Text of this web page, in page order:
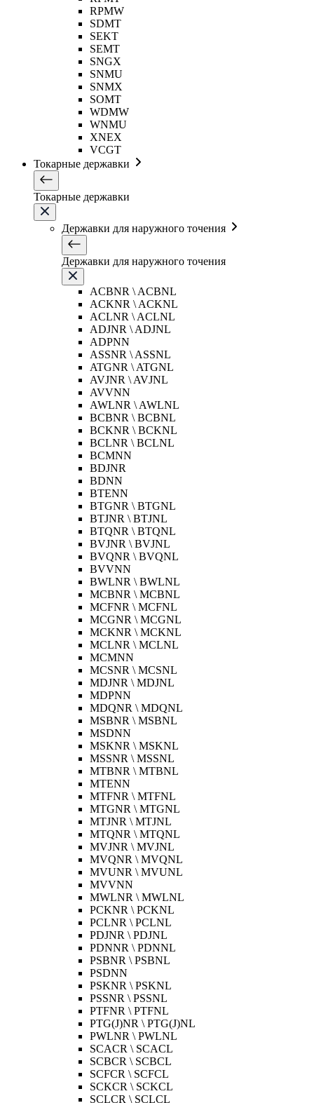
RPMW
SDMT
SEKT
SEMT
SNGX
SNMU
SNMX
SOMT
WDMW
WNMU
XNEX
VCGT
Токарные державки
Токарные державки
Державки для наружного точения
Державки для наружного точения
ACBNR \ ACBNL
ACKNR \ ACKNL
ACLNR \ ACLNL
ADJNR \ ADJNL
ADPNN
ASSNR \ ASSNL
ATGNR \ ATGNL
AVJNR \ AVJNL
AVVNN
AWLNR \ AWLNL
BCBNR \ BCBNL
BCKNR \ BCKNL
BCLNR \ BCLNL
BCMNN
BDJNR
BDNN
BTENN
BTGNR \ BTGNL
BTJNR \ BTJNL
BTQNR \ BTQNL
BVJNR \ BVJNL
BVQNR \ BVQNL
BVVNN
BWLNR \ BWLNL
MCBNR \ MCBNL
MCFNR \ MCFNL
MCGNR \ MCGNL
MCKNR \ MCKNL
MCLNR \ MCLNL
MCMNN
MCSNR \ MCSNL
MDJNR \ MDJNL
MDPNN
MDQNR \ MDQNL
MSBNR \ MSBNL
MSDNN
MSKNR \ MSKNL
MSSNR \ MSSNL
MTBNR \ MTBNL
MTENN
MTFNR \ MTFNL
MTGNR \ MTGNL
MTJNR \ MTJNL
MTQNR \ MTQNL
MVJNR \ MVJNL
MVQNR \ MVQNL
MVUNR \ MVUNL
MVVNN
MWLNR \ MWLNL
PCKNR \ PCKNL
PCLNR \ PCLNL
PDJNR \ PDJNL
PDNNR \ PDNNL
PSBNR \ PSBNL
PSDNN
PSKNR \ PSKNL
PSSNR \ PSSNL
PTFNR \ PTFNL
PTG(J)NR \ PTG(J)NL
PWLNR \ PWLNL
SCACR \ SCACL
SCBCR \ SCBCL
SCFCR \ SCFCL
SCKCR \ SCKCL
SCLCR \ SCLCL